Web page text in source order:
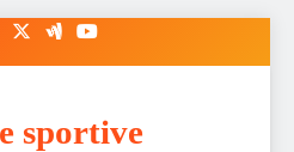
sportive